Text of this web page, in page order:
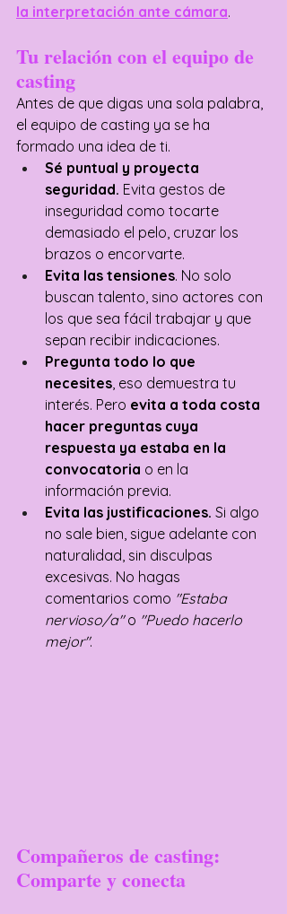
la interpretación ante cámara.
Tu relación con el equipo de
casting
Antes de que digas una sola palabra,
el equipo de casting ya se ha
formado una idea de ti.
Sé puntual y proyecta
seguridad. Evita gestos de
inseguridad como tocarte
demasiado el pelo, cruzar los
brazos o encorvarte.
Evita las tensiones. No solo
buscan talento, sino actores con
los que sea fácil trabajar y que
sepan recibir indicaciones.
Pregunta todo lo que
necesites , eso demuestra tu
interés. Pero evita a toda costa
hacer preguntas cuya
respuesta ya estaba en la
convocatoria o en la
información previa.
Evita las justificaciones. Si algo
no sale bien, sigue adelante con
naturalidad, sin disculpas
excesivas. No hagas
comentarios como "Estaba
nervioso/a" o "Puedo hacerlo
mejor".
Compañeros de casting:
Comparte y conecta